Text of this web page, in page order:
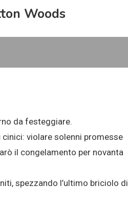
Woods
da festeggiare.
violare solenni promesse
il congelamento per novanta
spezzando l’ultimo briciolo di